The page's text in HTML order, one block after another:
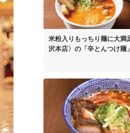
米粉入り もっちり麺に大満
沢本店〉の 「辛とんつけ麺」